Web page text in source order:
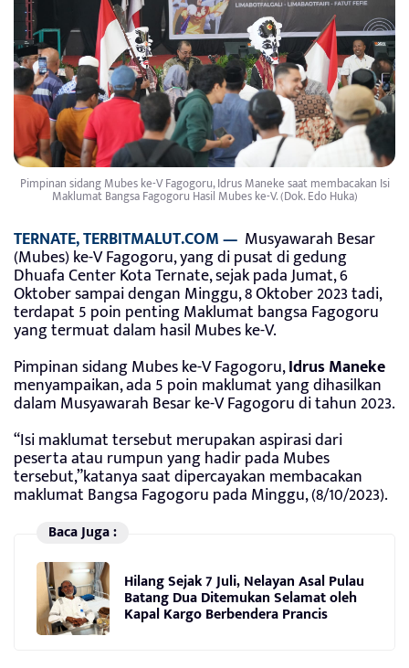
Pimpinan sidang Mubes ke-V Fagogoru, Idrus Maneke saat membacakan Isi
Maklumat Bangsa Fagogoru Hasil Mubes ke-V. (Dok. Edo Huka)
TERNATE, TERBITMALUT.COM — Musyawarah Besar
(Mubes) ke-V Fagogoru, yang di pusat di gedung
Dhuafa Center Kota Ternate, sejak pada Jumat, 6
Oktober sampai dengan Minggu, 8 Oktober 2023 tadi,
terdapat 5 poin penting Maklumat bangsa Fagogoru
yang termuat dalam hasil Mubes ke-V.
Pimpinan sidang Mubes ke-V Fagogoru,Idrus Maneke
menyampaikan, ada 5 poin maklumat yang dihasilkan
dalam Musyawarah Besar ke-V Fagogoru di tahun 2023.
“Isi maklumat tersebut merupakan aspirasi dari
peserta atau rumpun yang hadir pada Mubes
tersebut,”katanya saat dipercayakan membacakan
maklumat Bangsa Fagogoru pada Minggu, (8/10/2023).
Baca Juga :
Hilang Sejak 7 Juli, Nelayan Asal Pulau
Batang Dua Ditemukan Selamat oleh
Kapal Kargo Berbendera Prancis